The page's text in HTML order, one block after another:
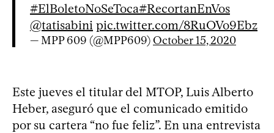
#ElBoletoNoSeToca#RecortanEnVos
@tatisabini pic.twitter.com/8RuOVo9Ebz
— MPP 609 (@MPP609)October 15, 2020
Este jueves el titular del MTOP, Luis Alberto
Heber, aseguró que el comunicado emitido
por su cartera “no fue feliz”. En una entrevista